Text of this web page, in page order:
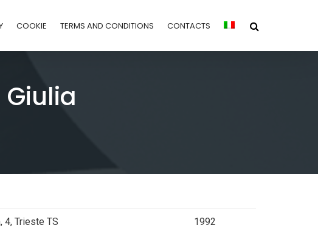
COOKIE TERMS AND CONDITIONS CONTACTS
4, Trieste TS 1992